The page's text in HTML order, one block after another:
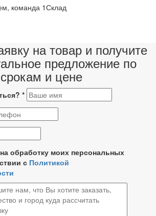
команда 1Склад
на товар и получите
предложение по
срокам и цене
*
обработку моих персональных
с Политикой